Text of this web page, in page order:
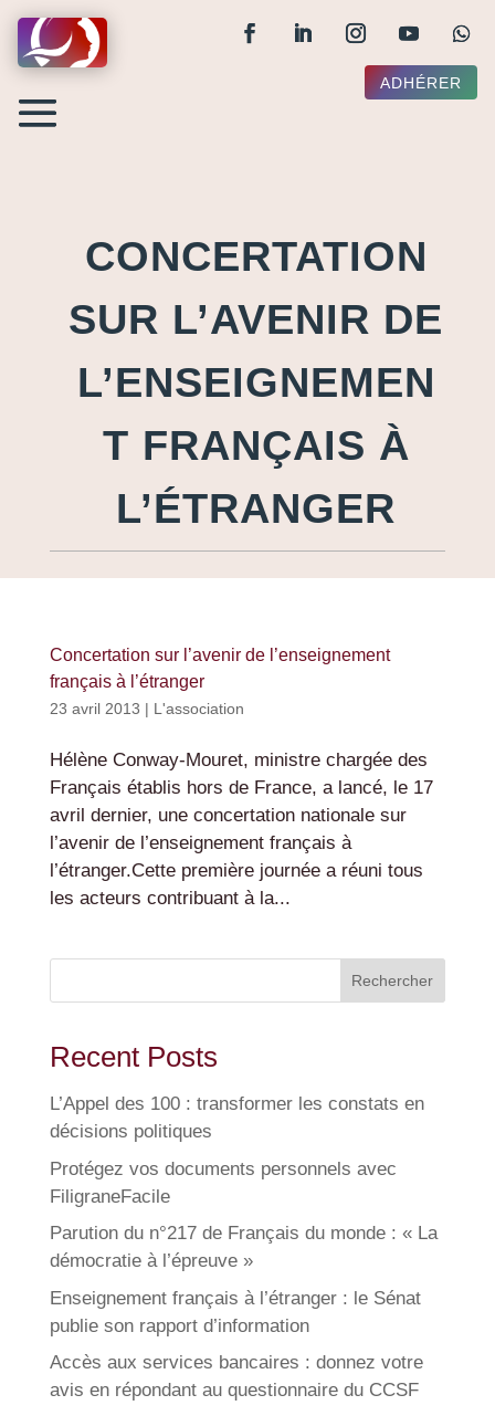
ADHÉRER
CONCERTATION
SUR L’AVENIR DE
L’ENSEIGNEMEN
T FRANÇAIS À
L’ÉTRANGER
Concertation sur l’avenir de l’enseignement
français à l’étranger
23 avril 2013 | L'association
Hélène Conway-Mouret, ministre chargée des
Français établis hors de France, a lancé, le 17
avril dernier, une concertation nationale sur
l’avenir de l’enseignement français à
l’étranger.Cette première journée a réuni tous
les acteurs contribuant à la...
Rechercher
Recent Posts
L’Appel des 100 : transformer les constats en
décisions politiques
Protégez vos documents personnels avec
FiligraneFacile
Parution du n°217 de Français du monde : « La
démocratie à l’épreuve »
Enseignement français à l’étranger : le Sénat
publie son rapport d’information
Accès aux services bancaires : donnez votre
avis en répondant au questionnaire du CCSF